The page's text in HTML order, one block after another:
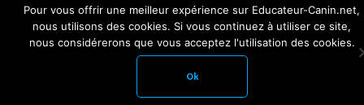
Pour vous offrir une meilleur expérience sur Educateur-Canin.net,
nous utilisons des cookies. Si vous continuez à utiliser ce site,
nous considérerons que vous acceptez l'utilisation des cookies.
Ok